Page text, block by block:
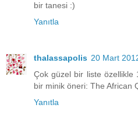
bir tanesi :)
Yanıtla
thalassapolis 20 Mart
Çok güzel bir liste özellikle
bir minik öneri: The African
Yanıtla